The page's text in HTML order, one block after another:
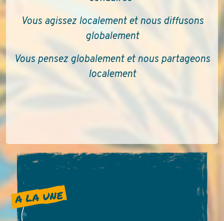
Accueil - Ekolo Mundo
Vous agissez localement et nous diffusons
globalement
Vous pensez globalement et nous partageons
localement
A LA UNE